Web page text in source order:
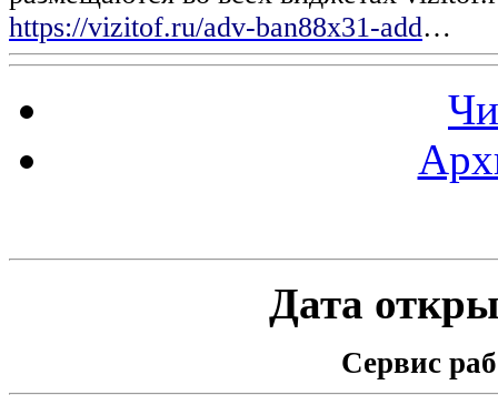
https://vizitof.ru/adv-ban88x31-add…
Дата
Сервис